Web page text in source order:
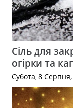
Сіль для
огірки та
Субота, 8